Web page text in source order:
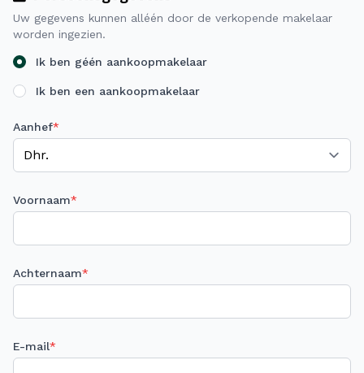
Uw gegevens kunnen alléén door de verkopende makelaar
worden ingezien.
Ik ben géén aankoopmakelaar
Ik ben een aankoopmakelaar
Aanhef*
Voornaam*
Achternaam*
E-mail*